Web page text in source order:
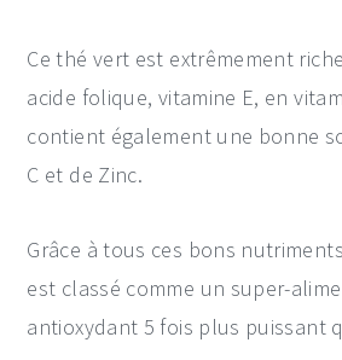
Ce thé vert est extrêmement
acide folique, vitamine E, en
contient également une bonne
C et de Zinc.
Grâce à tous ces bons
est classé comme un super-
antioxydant 5 fois plus puissant